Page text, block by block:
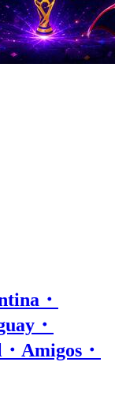
・
・
Amigos・